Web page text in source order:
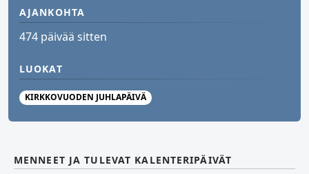
AJANKOHTA
474 päivää sitten
LUOKAT
KIRKKOVUODEN JUHLAPÄIVÄ
MENNEET JA TULEVAT KALENTERIPÄIVÄT